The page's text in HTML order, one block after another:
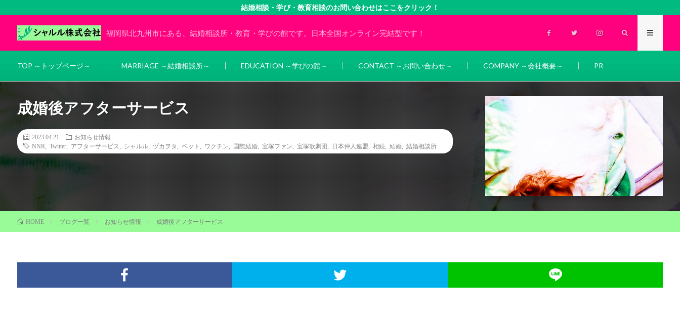
結婚相談・学び・教育相談のお問い合わせはここをクリック！
福岡県北九州市にある、結婚相談所・教育・学びの館です。日本全国オンライン完結型です！
TOP ～トップページ～ MARRIAGE ～結婚相談所～ EDUCATION ～学びの館～ CONTACT ～お問い合わせ～ COMPANY ～会社概要～ PR
成婚後アフターサービス
2023.04.21
お知らせ情報
NNR
Twitter, アフターサービス シャルル, ヅカヲタ ペット ワクチン 国際結婚, 宝塚ファン 宝塚歌劇団 日本仲人連盟 相続, 結婚, 結婚相談所
HOME ブログ一覧 お知らせ情報 成婚後アフターサービス